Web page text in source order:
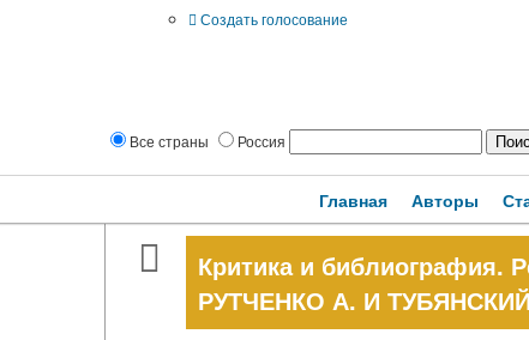
Создать голосование
Все страны Россия
Главная Авторы
Критика и библиография.
РУТЧЕНКО А. И